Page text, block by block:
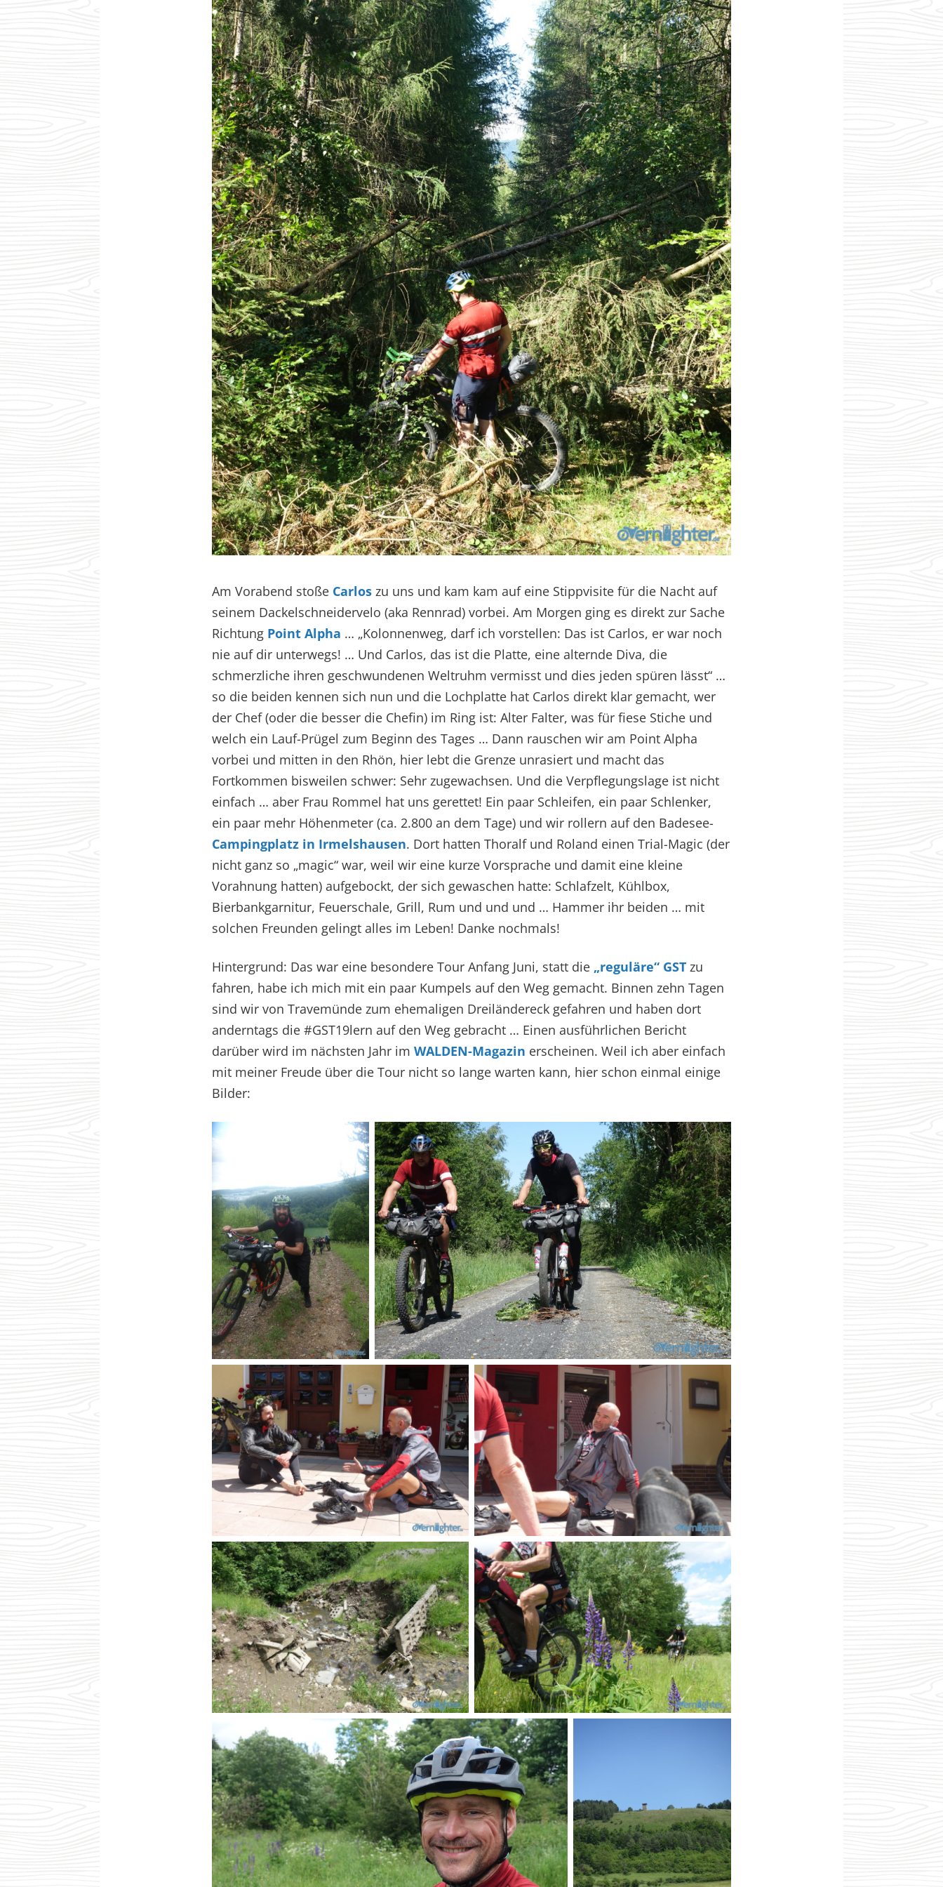
Am Vorabend stoße Carlos zu uns und kam kam auf eine Stippvisite für die Nacht auf
seinem Dackelschneidervelo (aka Rennrad) vorbei. Am Morgen ging es direkt zur Sache
Richtung Point Alpha … „Kolonnenweg, darf ich vorstellen: Das ist Carlos, er war noch
nie auf dir unterwegs! … Und Carlos, das ist die Platte, eine alternde Diva, die
schmerzliche ihren geschwundenen Weltruhm vermisst und dies jeden spüren lässt“ …
so die beiden kennen sich nun und die Lochplatte hat Carlos direkt klar gemacht, wer
der Chef (oder die besser die Chefin) im Ring ist: Alter Falter, was für fiese Stiche und
welch ein Lauf-Prügel zum Beginn des Tages … Dann rauschen wir am Point Alpha
vorbei und mitten in den Rhön, hier lebt die Grenze unrasiert und macht das
Fortkommen bisweilen schwer: Sehr zugewachsen. Und die Verpflegungslage ist nicht
einfach … aber Frau Rommel hat uns gerettet! Ein paar Schleifen, ein paar Schlenker,
ein paar mehr Höhenmeter (ca. 2.800 an dem Tage) und wir rollern auf den Badesee-
Campingplatz in Irmelshausen. Dort hatten Thoralf und Roland einen Trial-Magic (der
nicht ganz so „magic“ war, weil wir eine kurze Vorsprache und damit eine kleine
Vorahnung hatten) aufgebockt, der sich gewaschen hatte: Schlafzelt, Kühlbox,
Bierbankgarnitur, Feuerschale, Grill, Rum und und und … Hammer ihr beiden … mit
solchen Freunden gelingt alles im Leben! Danke nochmals!
Hintergrund: Das war eine besondere Tour Anfang Juni, statt die „reguläre“ GST zu
fahren, habe ich mich mit ein paar Kumpels auf den Weg gemacht. Binnen zehn Tagen
sind wir von Travemünde zum ehemaligen Dreiländereck gefahren und haben dort
anderntags die #GST19lern auf den Weg gebracht … Einen ausführlichen Bericht
darüber wird im nächsten Jahr im WALDEN-Magazin erscheinen. Weil ich aber einfach
mit meiner Freude über die Tour nicht so lange warten kann, hier schon einmal einige
Bilder: